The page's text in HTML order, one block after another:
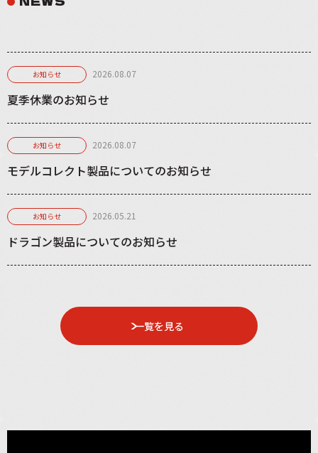
お知らせ 2026.08.07
夏季休業のお知らせ
お知らせ 2026.08.07
モデルコレクト製品についてのお知らせ
お知らせ 2026.05.21
ドラゴン製品についてのお知らせ
一覧を見る